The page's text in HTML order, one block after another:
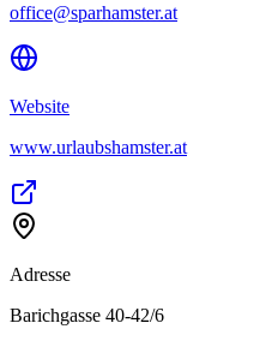
office@sparhamster.at
Website
www.urlaubshamster.at
Adresse
Barichgasse 40-42/6